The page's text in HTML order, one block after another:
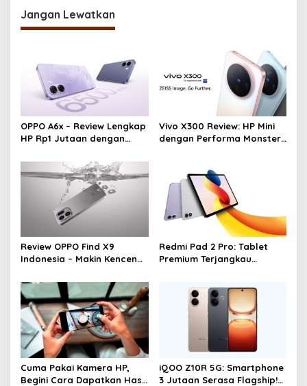
Jangan Lewatkan
OPPO A6x – Review Lengkap
HP Rp1 Jutaan dengan
120 Hz & Snapdragon 685
Vivo X300 Review: HP Mini
dengan Performa Monster
Review OPPO Find X9
Indonesia – Makin Kenceng,
OPPO yang Serius
Redmi Pad 2 Pro: Tablet
Premium Terjangkau
Cuma Pakai Kamera HP,
Begini Cara Dapatkan Hasil
iQOO Z10R 5G: Smartphone
3 Jutaan Serasa Flagship!